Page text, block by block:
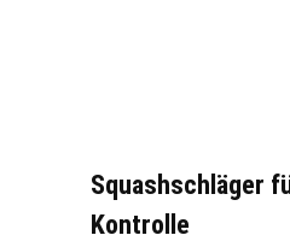
Squashschläger
Kontrolle